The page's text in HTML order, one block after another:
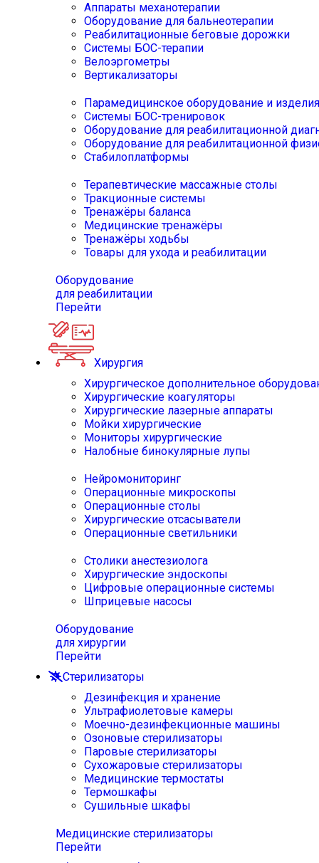
Аппараты механотерапии
Оборудование для бальнеотерапии
Реабилитационные беговые дорожки
Системы БОС-терапии
Велоэргометры
Вертикализаторы
Парамедицинское оборудование и изделия
Системы БОС-тренировок
Оборудование для реабилитационной
Оборудование для реабилитационной
Стабилоплатформы
Терапевтические массажные столы
Тракционные системы
Тренажёры баланса
Медицинские тренажёры
Тренажёры ходьбы
Товары для ухода и реабилитации
Оборудование
для реабилитации
Перейти
Хирургия
Хирургическое дополнительное
Хирургические коагуляторы
Хирургические лазерные аппараты
Мойки хирургические
Мониторы хирургические
Налобные бинокулярные лупы
Нейромониторинг
Операционные микроскопы
Операционные столы
Хирургические отсасыватели
Операционные светильники
Столики анестезиолога
Хирургические эндоскопы
Цифровые операционные системы
Шприцевые насосы
Оборудование
для хирургии
Перейти
Стерилизаторы
Дезинфекция и хранение
Ультрафиолетовые камеры
Моечно-дезинфекционные машины
Озоновые стерилизаторы
Паровые стерилизаторы
Сухожаровые стерилизаторы
Медицинские термостаты
Термошкафы
Сушильные шкафы
Медицинские стерилизаторы
Перейти